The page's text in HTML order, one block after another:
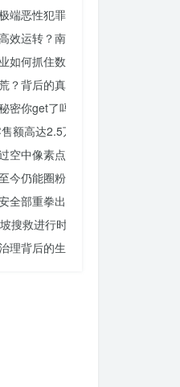
端恶性犯罪？揭秘重大案件背后
效运转？南宁铁路枢纽的秘密武
何抓住数字化转型的机遇？
背后的真相令人
密你get了吗？
额高达2.5万亿！你还在等什么？
中像素点的奇迹吗？
仍能圈粉世界？揭秘其神秘魅力
全部重拳出击，犯罪团伙被一网
搜救进行时，无人机遥感技术助力
背后的生命线危机